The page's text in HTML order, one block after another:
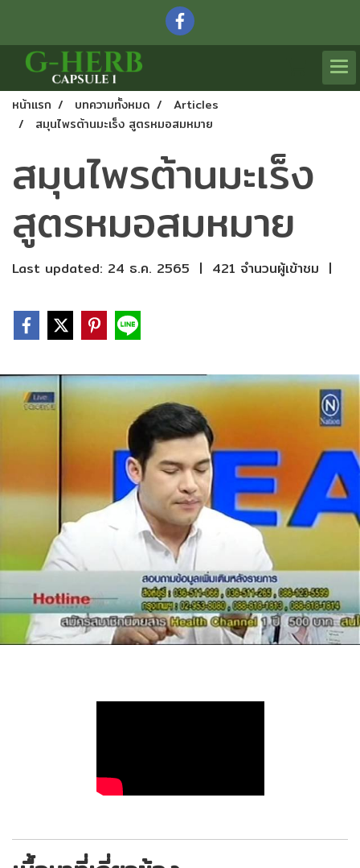
หน้าแรก บทความทั้งหมด
Articles
สมุนไพรต้านมะเร็ง สูตรหมอสมหมาย
สมุนไพรต้านมะเร็ง
สูตรหมอสมหมาย
Last updated: 24 ธ.ค. 2565 | 421 จำนวนผู้เข้าชม |